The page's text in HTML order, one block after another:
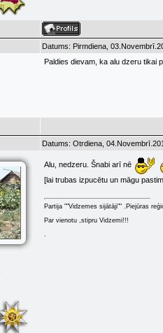
Datums: Pirmdiena,
Paldies dievam, ka alu dzeru tikai
Datums: Otrdiena,
Alu, nedzeru. Šnabi arī nē
[lai trubas izpucētu un māgu
Partija ""Vidzemes sijātāji"" .Piejūras
Par vienotu ,stipru Vidzemi!!!
.